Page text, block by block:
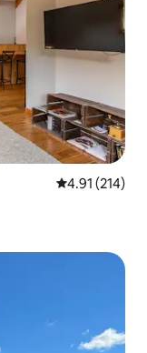
Calificación
4.91 (214)